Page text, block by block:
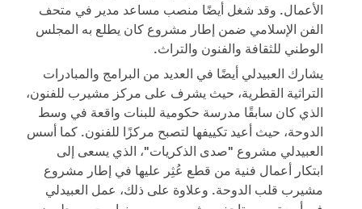
الأعمال. وقد شغل أيضًا منصب مساعد مدير في متحف
الفن الإسلامي ضمن إطار مشروع كان يطلع به المجلس
الوطني للثقافة والفنون والتراث.
يشارك العبيدلي أيضًا في العديد من البرامج والمبادرات
التراثية القطرية، حيث يشرف على مركز مشيرب للفنون،
الذي كان سابقًا مدرسة حكومية للبنات واقعة في وسط
الدوحة، حيث أعيد تكييفها لتصبح مركزًا للفنون. كما أسس
العبيدلي مشروع "صدى الذكريات"، الذي يسعى إلى
ابتكار أعمال فنية من قطع عُثِر عليها في إطار مشروع
مشيرب قلب الدوحة. وعلاوة على ذلك، عمل العبيدلي